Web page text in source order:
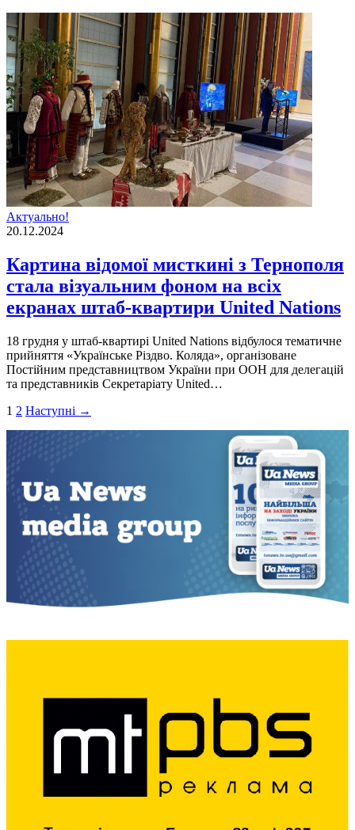
Актуально!
20.12.2024
Картина відомої мисткині з Тернополя
стала візуальним фоном на всіх
екранах штаб-квартири United Nations
18 грудня у штаб-квартирі United Nations відбулося тематичне
прийняття «Українське Різдво. Коляда», організоване
Постійним представництвом України при ООН для делегацій
та представників Секретаріату United…
Пагінація
записів
1 2 Наступні →